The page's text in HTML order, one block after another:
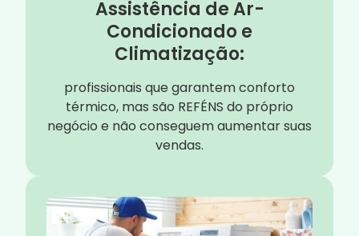
Assistência de Ar-
Condicionado e
Climatização:
profissionais que garantem conforto
térmico, mas são REFÉNS do próprio
negócio e não conseguem aumentar suas
vendas.